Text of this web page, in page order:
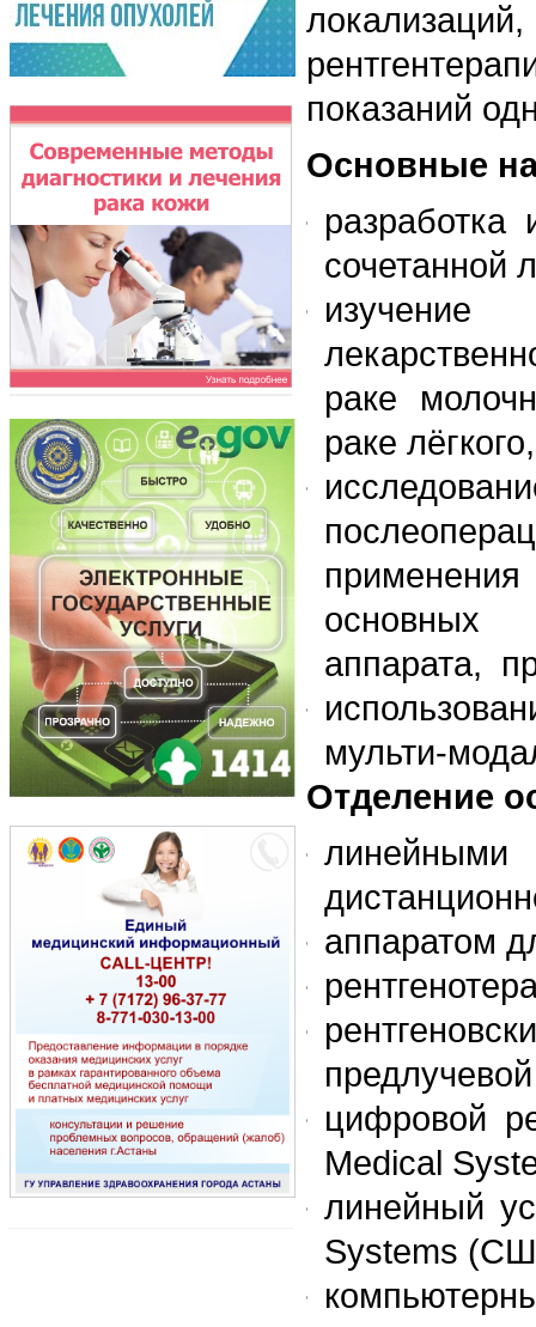
показаний
Основные
сочетанной
изучение
раке
раке
основных
аппарата,
мульти-
Отделение
аппаратом
цифровой
Medical
линейный
Systems